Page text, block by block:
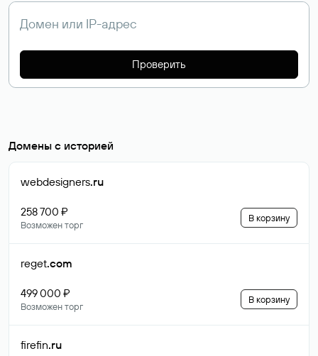
Проверить
Домены с историей
webdesigners.ru
258 700 ₽
Возможен торг
В корзину
reget.com
499 000 ₽
Возможен торг
В корзину
firefin.ru